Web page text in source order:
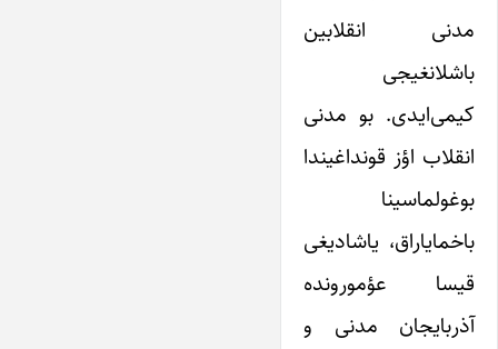
مدنی انقلابین
باشلانغیجی
کیمی‌ایدی. بو مدنی
انقلاب اؤز قونداغیندا
بوغولماسینا
باخمایاراق، یاشادیغی
قیسا عؤمورونده
آذربایجان مدنی و